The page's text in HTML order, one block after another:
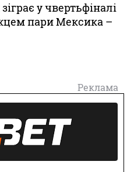
у чвертьфіналі
пари Мексика –
Реклама